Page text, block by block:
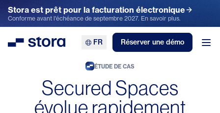
Stora est prêt pour la facturation électronique
Conforme avant l'échéance de septembre 2027. En savoir plus.
Stora FR Réserver une démo
ÉTUDE DE CAS
Secured Spaces
évolue rapidement